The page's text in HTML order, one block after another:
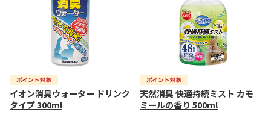
イオン消臭ウォーター ドリンク
タイプ 300ml
天然消臭 快適持続ミスト カモ
ミールの香り 500ml